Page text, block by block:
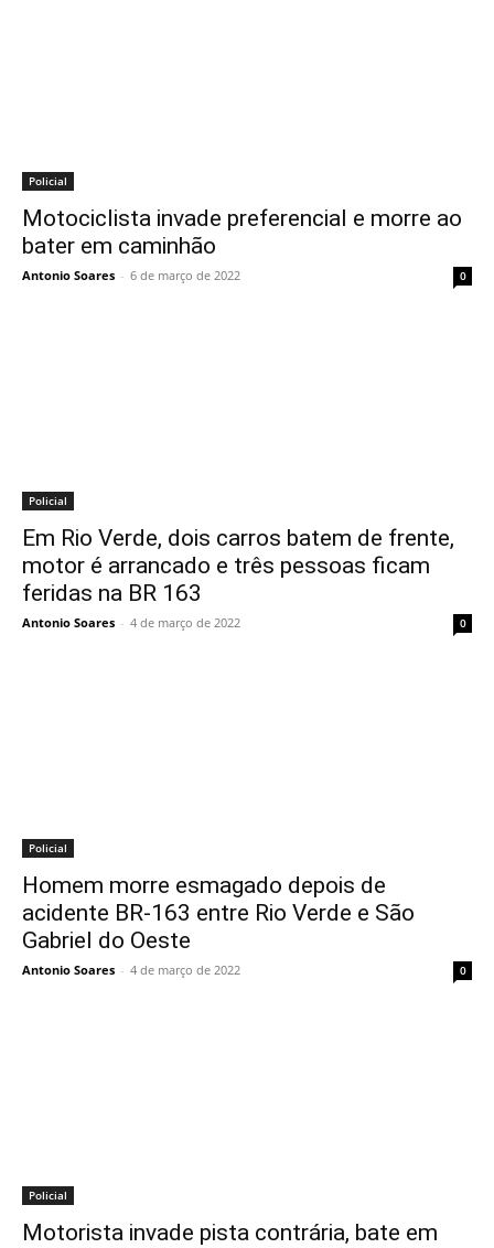
Policial
Motociclista invade preferencial e morre ao
bater em caminhão
Antonio Soares - 6 de março de 2022 0
Policial
Em Rio Verde, dois carros batem de frente,
motor é arrancado e três pessoas ficam
feridas na BR 163
Antonio Soares - 4 de março de 2022 0
Policial
Homem morre esmagado depois de
acidente BR-163 entre Rio Verde e São
Gabriel do Oeste
Antonio Soares - 4 de março de 2022 0
Policial
Motorista invade pista contrária, bate em